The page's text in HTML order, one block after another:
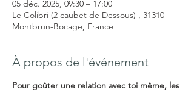
05 déc. 2025, 09:30 – 17:00
Le Colibri (2 caubet de Dessous) , 31310
Montbrun-Bocage, France
À propos de l'événement
Pour goûter une relation avec toi même, les